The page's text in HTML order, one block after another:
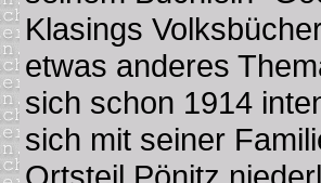
Klasings
etwas anderes
sich schon 1914
sich mit seiner
Ortsteil Pönitz